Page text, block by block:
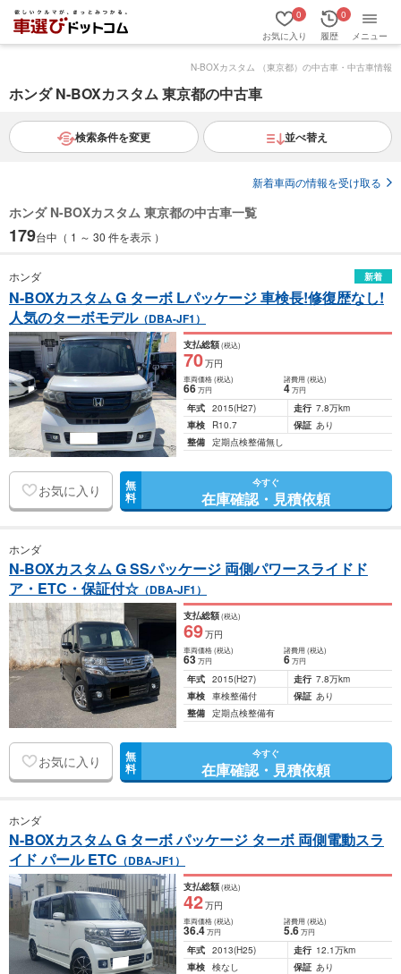
お気に入り
0
履歴
0
メニュー
N-BOXカスタム （東京都）の中古車・中古車情報
ホンダ N-BOXカスタム 東京都の中古車
検索条件を変更 並べ替え
新着車両の情報を受け取る
ホンダ N-BOXカスタム 東京都の中古車一覧
179台中（ 1 ～ 30 件を表示 ）
ホンダ 新着
N-BOXカスタム G ターボ Lパッケージ 車検長!修復歴なし!
人気のターボモデル（DBA-JF1）
支払総額(税込)
70万円
車両価格(税込)
66万円
諸費用 (税込)
4 万円
年式 2015(H27) 走行 7.8万km
車検
R10.7 保証 あり
整備 定期点検整備無し
お気に入り 無
料
今すぐ
在庫確認・見積依頼
ホンダ
N-BOXカスタム G SSパッケージ 両側パワースライドド
ア・ETC・保証付☆ （DBA-JF1）
支払総額(税込)
69万円
車両価格(税込)
63万円
諸費用 (税込)
6 万円
年式 2015(H27) 走行 7.8万km
車検 車検整備付 保証 あり
整備 定期点検整備有
お気に入り 無
料
今すぐ
在庫確認・見積依頼
ホンダ
N-BOXカスタム G ターボ パッケージ ターボ 両側電動スラ
イド パール ETC （DBA-JF1）
支払総額(税込)
42万円
車両価格(税込)
36.4万円
諸費用 (税込)
5.6 万円
年式 2013(H25) 走行 12.1万km
車検 検なし 保証 あり